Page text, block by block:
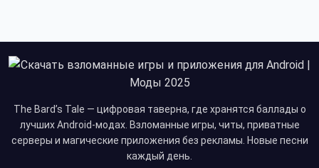
The Bard’s Tale — цифровая таверна, где хранятся баллады о
лучших Android-модах. Взломанные игры, читы, приватные
серверы и магические приложения без рекламы. Новые песни
каждый день.